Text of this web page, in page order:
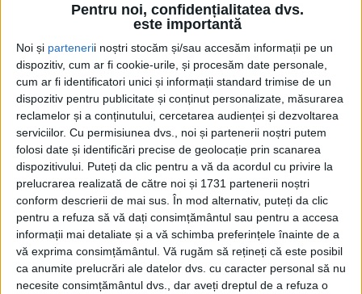
Pentru noi, confidențialitatea dvs.
este importantă
Noi și partenerii noștri stocăm și/sau accesăm informații pe un
dispozitiv, cum ar fi cookie-urile, și procesăm date personale,
cum ar fi identificatori unici și informații standard trimise de un
dispozitiv pentru publicitate și conținut personalizate, măsurarea
reclamelor și a conținutului, cercetarea audienței și dezvoltarea
serviciilor. Cu permisiunea dvs., noi și partenerii noștri putem
folosi date și identificări precise de geolocație prin scanarea
dispozitivului. Puteți da clic pentru a vă da acordul cu privire la
prelucrarea realizată de către noi și 1731 partenerii noștri
conform descrierii de mai sus. În mod alternativ, puteți da clic
pentru a refuza să vă dați consimțământul sau pentru a accesa
informații mai detaliate și a vă schimba preferințele înainte de a
vă exprima consimțământul. Vă rugăm să rețineți că este posibil
ca anumite prelucrări ale datelor dvs. cu caracter personal să nu
necesite consimțământul dvs., dar aveți dreptul de a refuza o
Salvamont Suceava informează că ninsorile din
ultimele zile au format un strat de zăpadă de 50 de
centimetri la altitudini mai mari de 1.400 de metri, iar
acesta va crește pînă sîmbătă. Din cauza vîntului
puternic, troienele de zăpadă depășesc un metru.
În mesajul salvamont se mai spune:
”Recomandăm prudență în zilele ce urmează.
Încălzirea bruscă a vremii va favoriza creșterea
instabilității stratului de zăpadă. Planurile voastre pot
include trasee la altitudini mai mici, zone împădurite